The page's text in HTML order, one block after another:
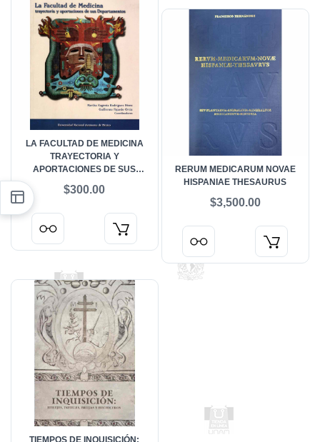
LA FACULTAD DE MEDICINA
TRAYECTORIA Y
APORTACIONES DE SUS
$300.00
RERUM MEDICARUM NOVAE
HISPANIAE THESAURUS
$3,500.00
TIEMPOS DE INQUISICIÓN: